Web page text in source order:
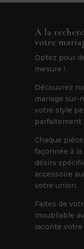
À la
votre
Optez pour
mesure !
Découvrez
mariage sur-
votre style
parfaitement
Chaque
façonnée à
désirs
accessoire
votre union.
Faites de
inoubliable
raconte votre